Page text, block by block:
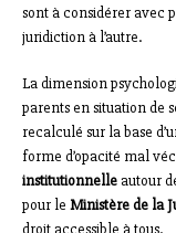
sont à considérer avec
juridiction à l’autre.
La dimension
parents en situation de
recalculé sur la base
forme d’opacité mal
institutionnelleautour
pour le Ministère de la
droit accessible à tous.